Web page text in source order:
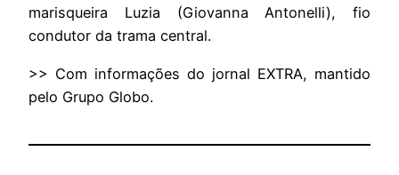
marisqueira Luzia (Giovanna Antonelli), fio
condutor da trama central.
>> Com informações do jornal EXTRA, mantido
pelo Grupo Globo.